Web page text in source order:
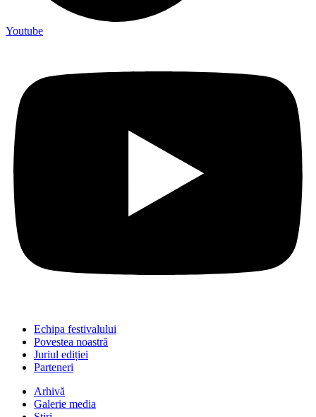
Youtube
Echipa festivalului
Povestea noastră
Juriul ediției
Parteneri
Arhivă
Galerie media